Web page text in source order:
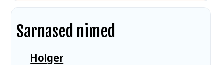
Sarnased nimed
Holger